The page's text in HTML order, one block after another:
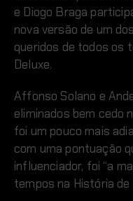
e Diogo Braga
nova versão de um
queridos de todos os
Deluxe.
Affonso Solano e
eliminados bem cedo
foi um pouco mais
com uma pontuação
influenciador, foi “a
tempos na História de